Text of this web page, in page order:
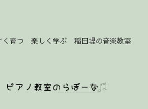
く育つ 楽しく学ぶ 稲田堤の音楽教室